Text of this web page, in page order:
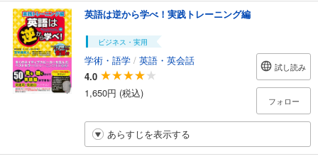
英語は逆から学べ！実践トレーニング編
ビジネス・実用
学術・語学 / 英語・英会話
4.0
1,650円 (税込)
試し読み
フォロー
あらすじを表示する